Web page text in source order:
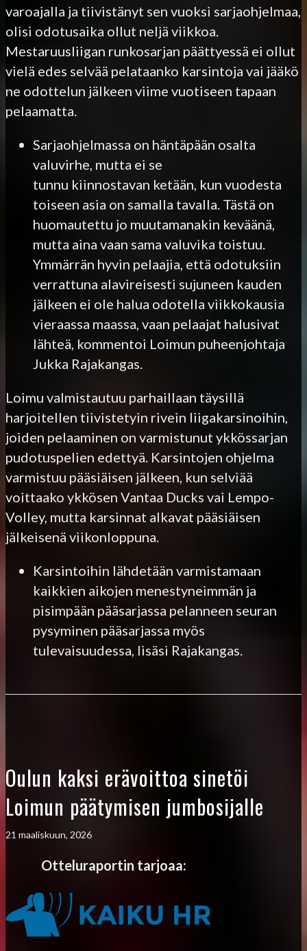
varoajalla ja tiivistänyt sen vuoksi sarjaohjelmaa,
olisi odotusaika ollut neljä viikkoa.
Mestaruusliigan runkosarjan päättyessä ei ollut
vielä edes selvää pelataanko karsintoja vai jääkö
ne odottelun jälkeen viime vuotiseen tapaan
pelaamatta.
Sarjaohjelmassa on häntäpään osalta
valuvirhe, mutta ei se
tunnu kiinnostavan ketään, kun vuodesta
toiseen asia on samalla tavalla. Tästä on
huomautettu jo muutamanakin keväänä,
mutta aina vaan sama valuvika toistuu.
Ymmärrän hyvin pelaajia, että odotuksiin
verrattuna alavireisesti sujuneen kauden
jälkeen ei ole halua odotella viikkokausia
vieraassa maassa, vaan pelaajat halusivat
lähteä, kommentoi Loimun puheenjohtaja
Jukka Rajakangas.
Loimu valmistautuu parhaillaan täysillä
harjoitellen tiivistetyin rivein liigakarsinoihin,
joiden pelaaminen on varmistunut ykkössarjan
pudotuspelien edettyä. Karsintojen ohjelma
varmistuu pääsiäisen jälkeen, kun selviää
voittaako ykkösen Vantaa Ducks vai Lempo-
Volley, mutta karsinnat alkavat pääsiäisen
jälkeisenä viikonloppuna.
Karsintoihin lähdetään varmistamaan
kaikkien aikojen menestyneimmän ja
pisimpään pääsarjassa pelanneen seuran
pysyminen pääsarjassa myös
tulevaisuudessa, lisäsi Rajakangas.
Oulun kaksi erävoittoa sinetöi
Loimun päätymisen jumbosijalle
21 maaliskuun, 2026
Otteluraportin tarjoaa: